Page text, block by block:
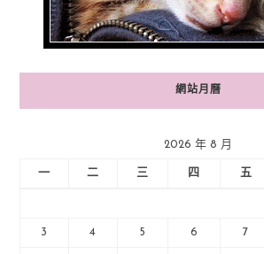
網站月曆
2026 年 8 月
一 二 三 四 五
3 4 5 6 7